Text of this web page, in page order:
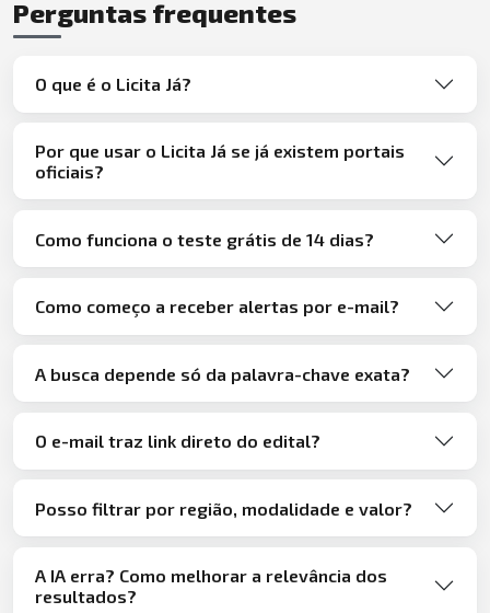
Perguntas frequentes
O que é o Licita Já?
Por que usar o Licita Já se já existem portais
oficiais?
Como funciona o teste grátis de 14 dias?
Como começo a receber alertas por e-mail?
A busca depende só da palavra-chave exata?
O e-mail traz link direto do edital?
Posso filtrar por região, modalidade e valor?
A IA erra? Como melhorar a relevância dos
resultados?